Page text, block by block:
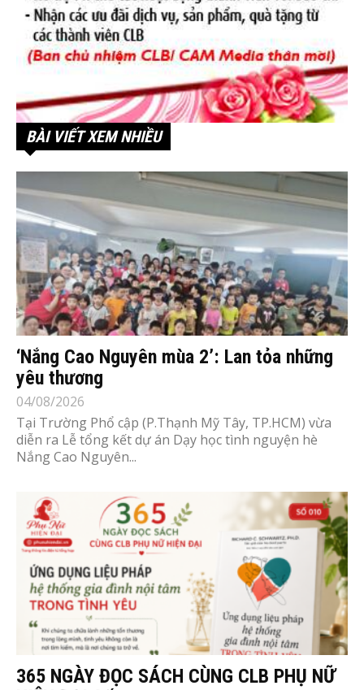
BÀI VIẾT XEM NHIỀU
‘Nắng Cao Nguyên mùa 2’: Lan tỏa những
yêu thương
04/08/2026
Tại Trường Phổ cập (P.Thạnh Mỹ Tây, TP.HCM) vừa
diễn ra Lễ tổng kết dự án Dạy học tình nguyện hè
Nắng Cao Nguyên...
365 NGÀY ĐỌC SÁCH CÙNG CLB PHỤ NỮ